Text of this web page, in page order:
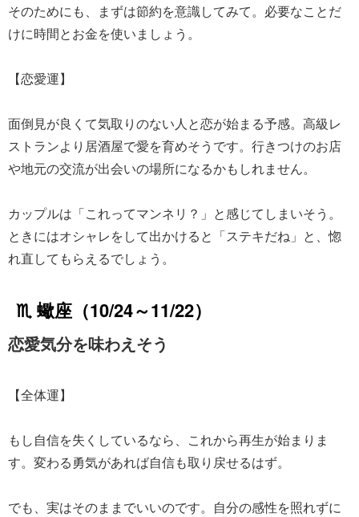
そのためにも、まずは節約を意識してみて。必要なことだ
けに時間とお金を使いましょう。
【恋愛運】
面倒見が良くて気取りのない人と恋が始まる予感。高級レ
ストランより居酒屋で愛を育めそうです。行きつけのお店
や地元の交流が出会いの場所になるかもしれません。
カップルは「これってマンネリ？」と感じてしまいそう。
ときにはオシャレをして出かけると「ステキだね」と、惚
れ直してもらえるでしょう。
♏ 蠍座（10/24～11/22）
恋愛気分を味わえそう
【全体運】
もし自信を失くしているなら、これから再生が始まりま
す。変わる勇気があれば自信も取り戻せるはず。
でも、実はそのままでいいのです。自分の感性を照れずに